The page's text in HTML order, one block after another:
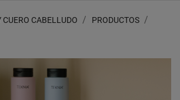
CUERO CABELLUDO
PRODUCTOS